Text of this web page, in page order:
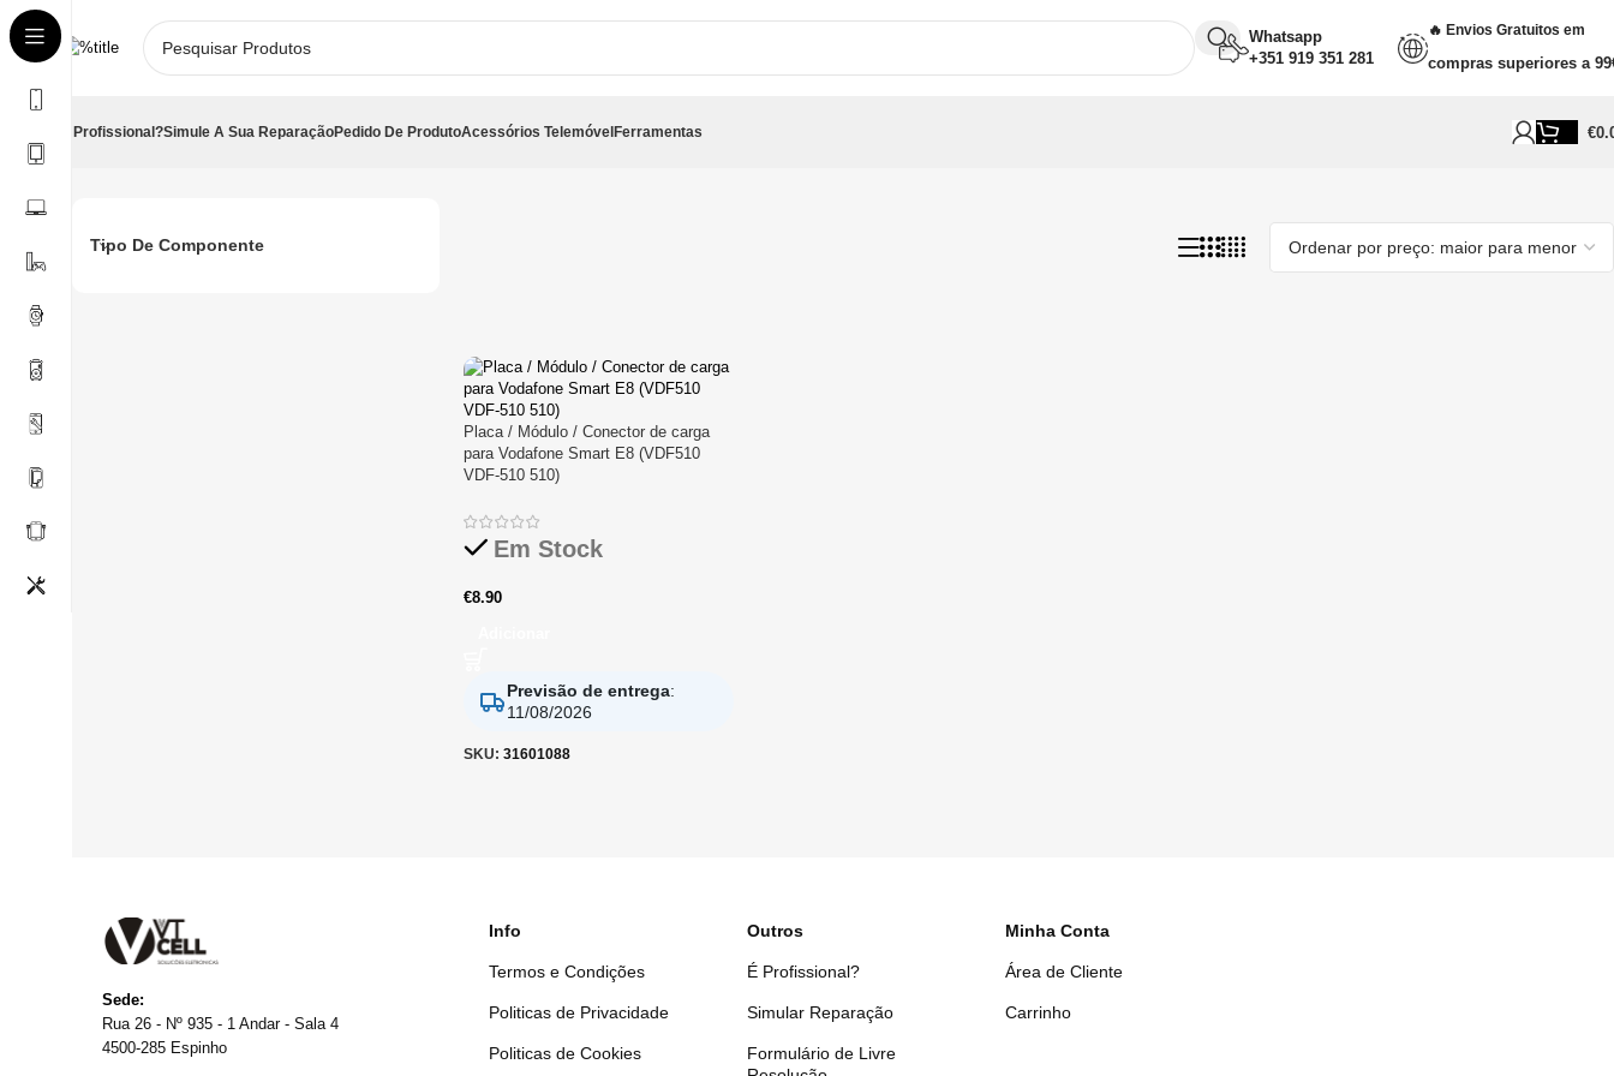
Whatsapp
+351 919 351 281
🔥 Envios Gratuitos em
compras superiores a
É Profissional?Simule A Sua ReparaçãoPedido De ProdutoAcessórios Telemóvel Ferramentas €
Tipo De Componente
Placa / Módulo / Conector de carga
para Vodafone Smart E8 (VDF510
VDF-510 510)
Em Stock
€8.90
Previsão de entrega:
11/08/2026
SKU: 31601088
Sede:
Rua 26 - Nº 935 - 1 Andar - Sala 4
4500-285 Espinho
Info
Termos e Condições
Politicas de Privacidade
Politicas de Cookies
Outros
É Profissional?
Simular Reparação
Formulário de Livre
Minha Conta
Área de Cliente
Carrinho